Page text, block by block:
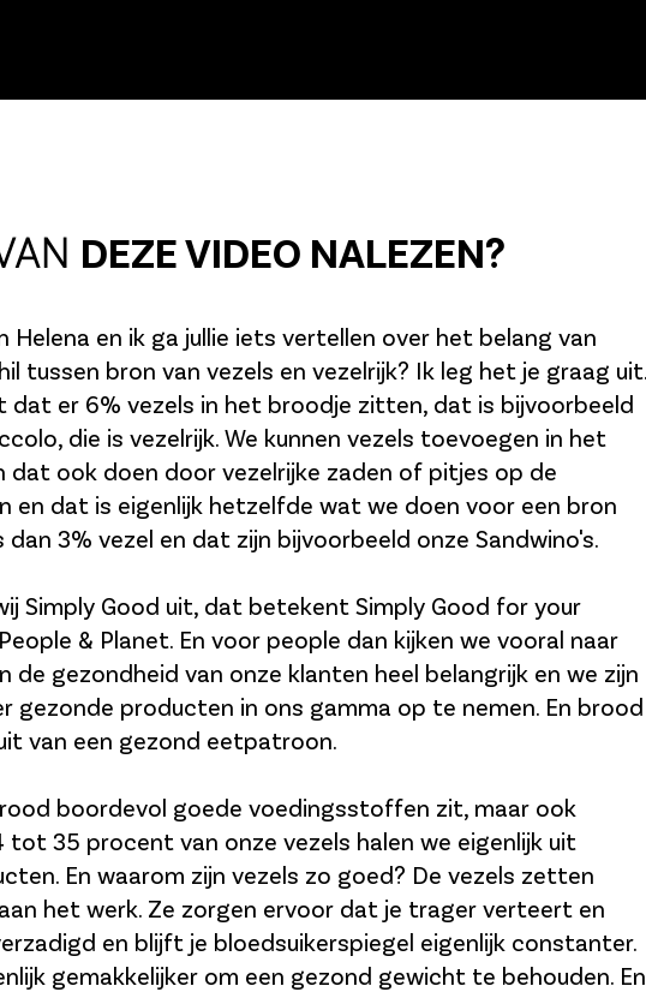
DEZE VIDEO NALEZEN?
Helena en ik ga jullie iets vertellen over het belang van
tussen bron van vezels en vezelrijk? Ik leg het je graag uit.
dat er 6% vezels in het broodje zitten, dat is bijvoorbeeld
die is vezelrijk. We kunnen vezels toevoegen in het
dat ook doen door vezelrijke zaden of pitjes op de
en dat is eigenlijk hetzelfde wat we doen voor een bron
3% vezel en dat zijn bijvoorbeeld onze Sandwino's.
Simply Good uit, dat betekent Simply Good for your
& Planet. En voor people dan kijken we vooral naar
de gezondheid van onze klanten heel belangrijk en we zijn
gezonde producten in ons gamma op te nemen. En brood
van een gezond eetpatroon.
boordevol goede voedingsstoffen zit, maar ook
tot 35 procent van onze vezels halen we eigenlijk uit
En waarom zijn vezels zo goed? De vezels zetten
het werk. Ze zorgen ervoor dat je trager verteert en
en blijft je bloedsuikerspiegel eigenlijk constanter.
gemakkelijker om een gezond gewicht te behouden. En